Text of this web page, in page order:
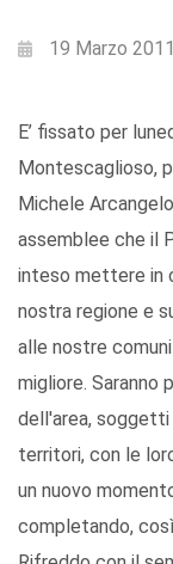
19 Marzo 2011
E’ fissato per
Montescaglioso,
Michele
assemblee che il
inteso mettere in
nostra regione e
alle nostre
migliore. Saranno
dell'area, soggetti
territori, con le
un nuovo
completando,